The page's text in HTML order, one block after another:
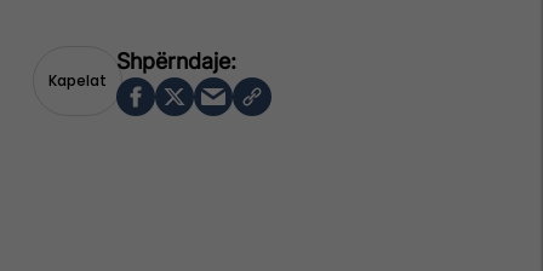
Kapelat